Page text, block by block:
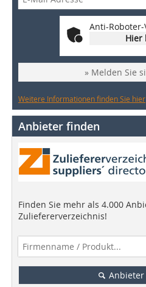
Anti-
Hier
» Melden Sie
Weitere Informationen finden Sie hier
Anbieter finden
Finden Sie mehr als 4.000
Zuliefererverzeichnis!